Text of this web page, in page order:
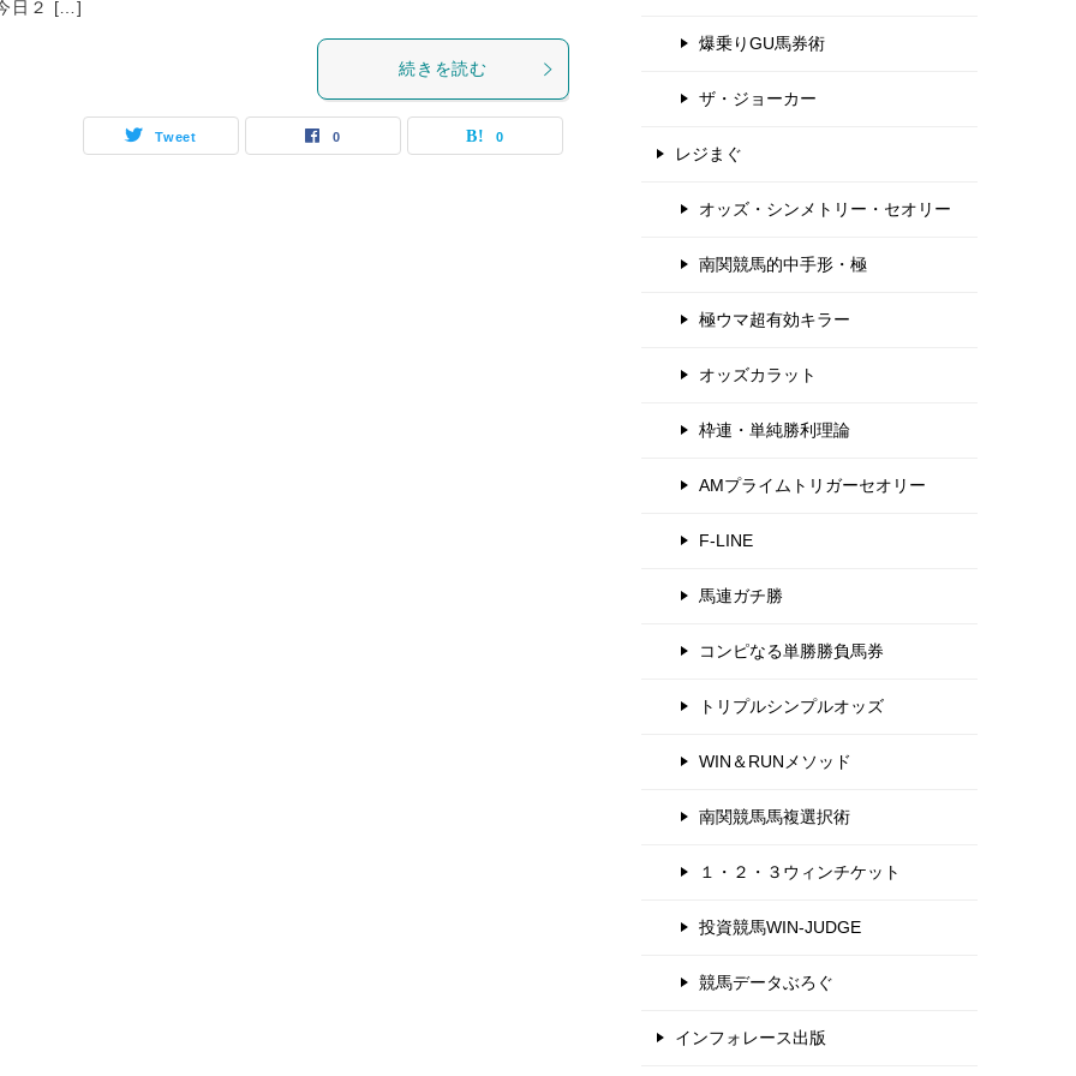
日２ […]
続きを読む
Tweet 0 0
爆乗りGU馬券術
ザ・ジョーカー
レジまぐ
オッズ・シンメトリー・セオリー
南関競馬的中手形・極
極ウマ超有効キラー
オッズカラット
枠連・単純勝利理論
AMプライムトリガーセオリー
F-LINE
馬連ガチ勝
コンピなる単勝勝負馬券
トリプルシンプルオッズ
WIN＆RUNメソッド
南関競馬馬複選択術
１・２・３ウィンチケット
投資競馬WIN-JUDGE
競馬データぶろぐ
インフォレース出版